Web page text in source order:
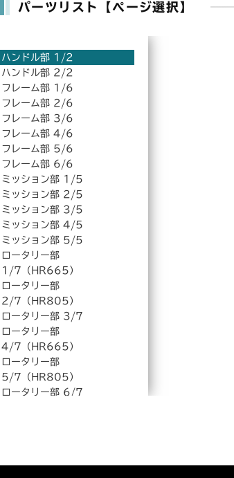
パーツリスト【ページ選択】
ハンドル部 1/2
ハンドル部 2/2
フレーム部 1/6
フレーム部 2/6
フレーム部 3/6
フレーム部 4/6
フレーム部 5/6
フレーム部 6/6
ミッション部 1/5
ミッション部 2/5
ミッション部 3/5
ミッション部 4/5
ミッション部 5/5
ロータリー部
1/7（HR665）
ロータリー部
2/7（HR805）
ロータリー部 3/7
ロータリー部
4/7（HR665）
ロータリー部
5/7（HR805）
ロータリー部 6/7